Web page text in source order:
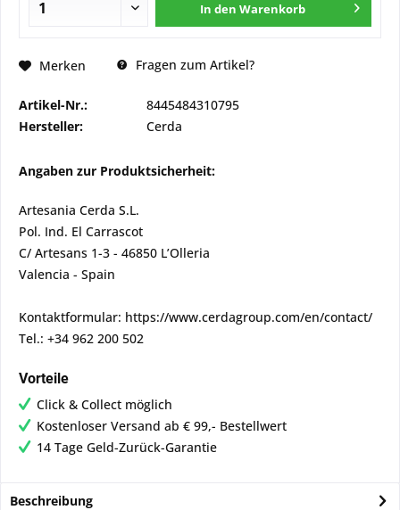
In den Warenkorb
Merken Fragen zum Artikel?
Artikel-Nr.:
8445484310795
Hersteller:
Cerda
Angaben zur Produktsicherheit:
Artesania Cerda S.L.
Pol. Ind. El Carrascot
C/ Artesans 1-3 - 46850 L’Olleria
Valencia - Spain
Kontaktformular: https://www.cerdagroup.com/en/contact/
Tel.: +34 962 200 502
Vorteile
Click & Collect möglich
Kostenloser Versand ab € 99,- Bestellwert
14 Tage Geld-Zurück-Garantie
Beschreibung